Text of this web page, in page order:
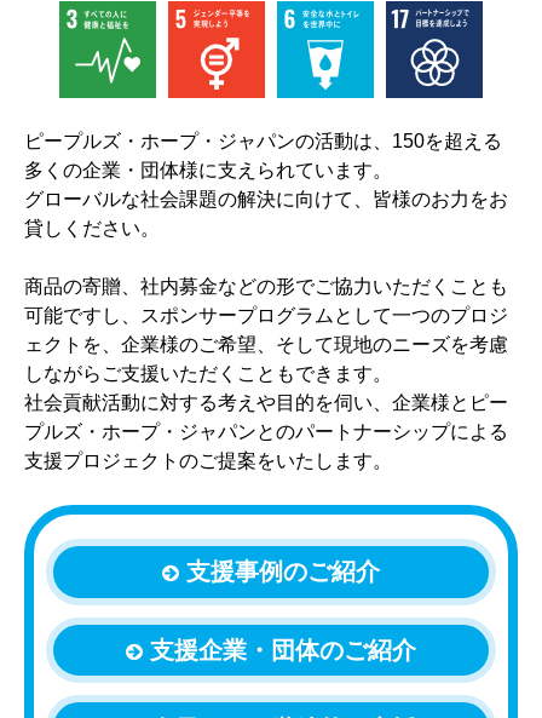
ピープルズ・ホープ・ジャパンの活動は、150を超える
多くの企業・団体様に支えられています。
グローバルな社会課題の解決に向けて、皆様のお力をお
貸しください。
商品の寄贈、社内募金などの形でご協力いただくことも
可能ですし、スポンサープログラムとして一つのプロジ
ェクトを、企業様のご希望、そして現地のニーズを考慮
しながらご支援いただくこともできます。
社会貢献活動に対する考えや目的を伺い、企業様とピー
プルズ・ホープ・ジャパンとのパートナーシップによる
支援プロジェクトのご提案をいたします。
支援事例のご紹介
支援企業・団体のご紹介